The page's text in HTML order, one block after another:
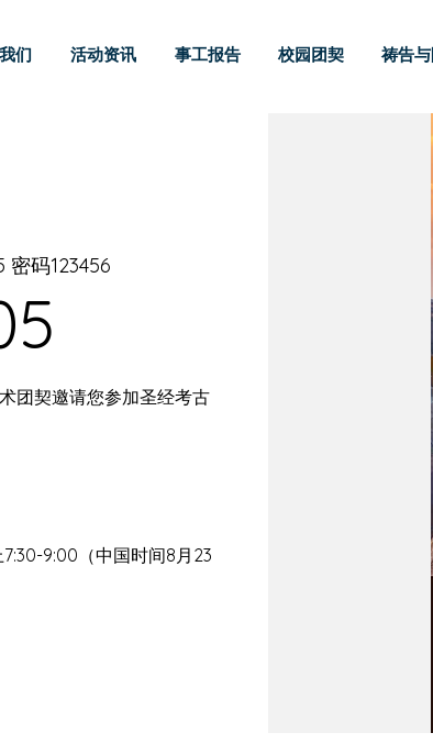
们 活动资讯 事工报告 校园团契 祷告
密码123456
团契邀请您参加圣经考古
9:00（中国时间8月23